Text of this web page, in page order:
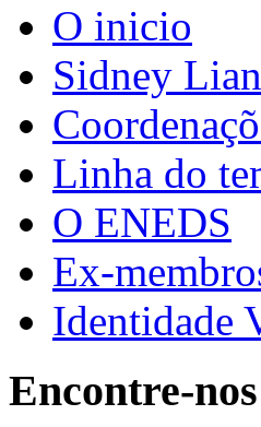
O inicio
Sidney
Linha do
O ENEDS
Ex-
Identidade
Encontre-nos